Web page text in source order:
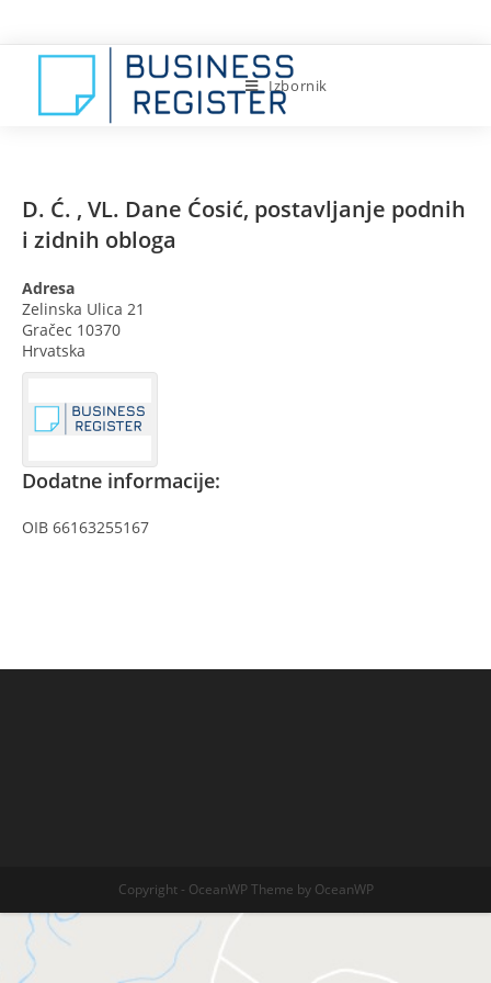
na
Izbornik
D. Ć. , VL. Dane Ćosić, postavljanje podnih
i zidnih obloga
Adresa
Zelinska Ulica 21
Gračec 10370
Hrvatska
Dodatne informacije:
OIB 66163255167
Copyright - OceanWP Theme by OceanWP